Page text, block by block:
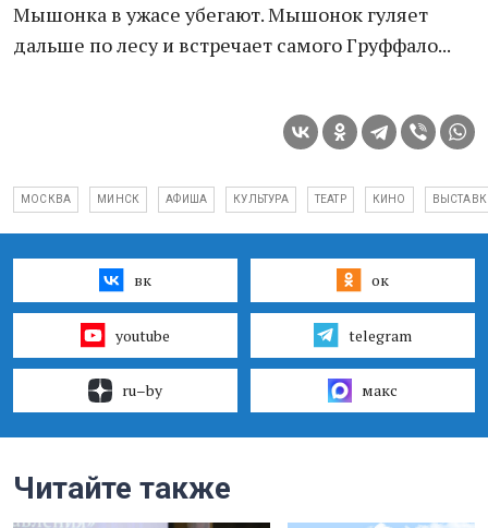
Мышонка в ужасе убегают. Мышонок гуляет
дальше по лесу и встречает самого Груффало...
МОСКВА МИНСК АФИША КУЛЬТУРА ТЕАТР КИНО
вк ок
youtube telegram
ru–by макс
Читайте также